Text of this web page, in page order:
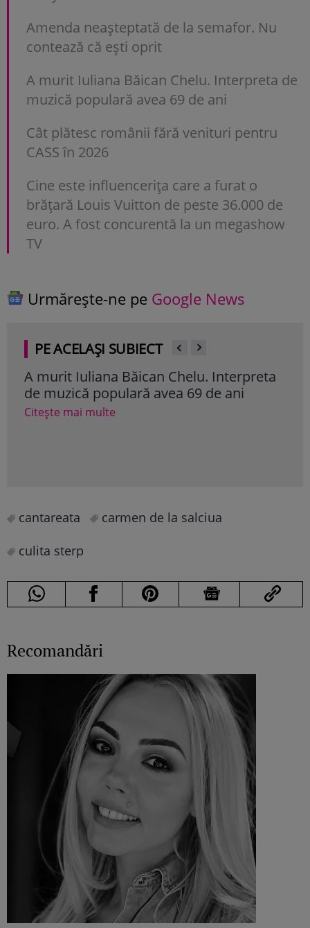
Amenda neașteptată de la semafor. Nu
contează că ești oprit
A murit Iuliana Băican Chelu. Interpreta de
muzică populară avea 69 de ani
Cât plătesc românii fără venituri pentru
CASS în 2026
Cine este influencerița care a furat o
brățară Louis Vuitton de peste 36.000 de
euro. A fost concurentă la un megashow
TV
Urmărește-ne pe Google News
PE ACELAȘI SUBIECT
A murit Iuliana Băican Chelu. Interpreta
de muzică populară avea 69 de ani
Citește mai multe
cantareata
carmen de la salciua
culita sterp
Recomandări